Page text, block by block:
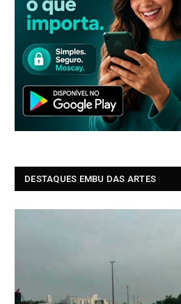
DESTAQUES EMBU DAS ARTES